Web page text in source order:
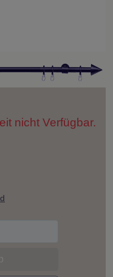
nicht Verfügbar.